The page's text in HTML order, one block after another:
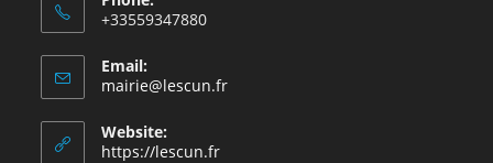
+33559347880
Email:
mairie@lescun.fr
Website:
https://lescun.fr